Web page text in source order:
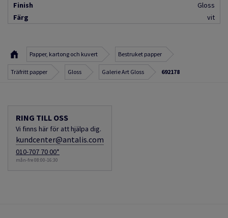
Finish
Gloss
Färg
vit
Papper, kartong och kuvert Bestruket papper
Träfritt papper Gloss Galerie Art Gloss 692178
RING TILL OSS
Vi finns här för att hjälpa dig.
kundcenter@antalis.com
010-707 70 00*
mån-fre 08:00-16:30